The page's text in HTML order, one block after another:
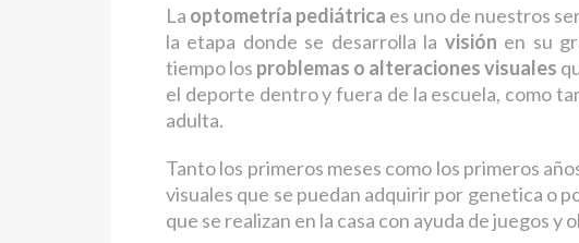
La optometría pediátrica es uno de nuestros
la etapa donde se desarrolla la visión en su
tiempo los problemas o alteraciones visuales
el deporte dentro y fuera de la escuela, como
adulta.
Tanto los primeros meses como los primeros
visuales que se puedan adquirir por genetica o
que se realizan en la casa con ayuda de juegos y